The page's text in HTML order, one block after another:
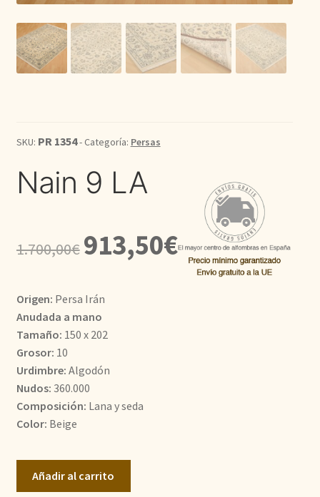
Kilim
Redondas
Seda
Pasillo
SKU: PR 1354- Categoría: Persas
Nain 9 LA
1.700,00€
El
precio
era:
1.700,00€.
913,50€El
precio
Origen: Persa Irán
Anudada a mano
Tamaño: 150 x 202
Grosor: 10
Urdimbre: Algodón
Nudos: 360.000
Composición: Lana y seda
Color: Beige
Añadir al carrito